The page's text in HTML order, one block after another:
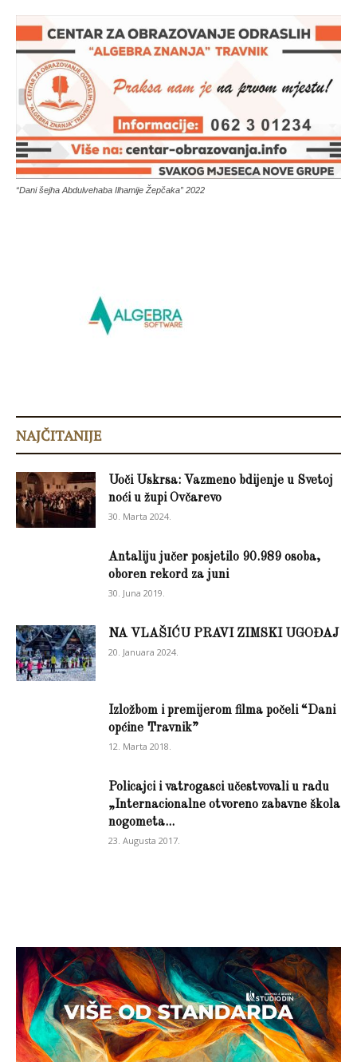
“Dani šejha Abdulvehaba Ilhamije Žepčaka” 2022
NAJČITANIJE
Uoči Uskrsa: Vazmeno bdijenje u Svetoj
noći u župi Ovčarevo
30. Marta 2024.
Antaliju jučer posjetilo 90.989 osoba,
oboren rekord za juni
30. Juna 2019.
NA VLAŠIĆU PRAVI ZIMSKI UGOĐAJ
20. Januara 2024.
Izložbom i premijerom filma počeli “Dani
općine Travnik”
12. Marta 2018.
Policajci i vatrogasci učestvovali u radu
„Internacionalne otvoreno zabavne škola
nogometa...
23. Augusta 2017.